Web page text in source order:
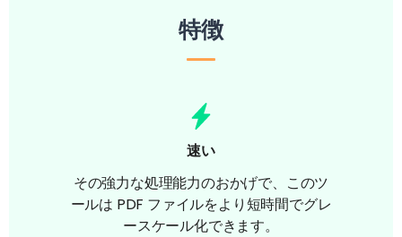
特徴
速い
その強力な処理能力のおかげで、このツ
ールは PDF ファイルをより短時間でグレ
ースケール化できます。